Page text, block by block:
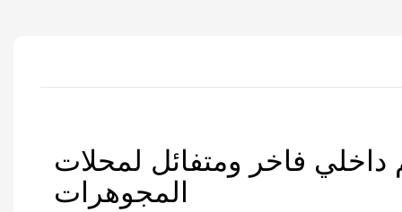
داخلي فاخر ومتفائل لمحلات
المجوهرات